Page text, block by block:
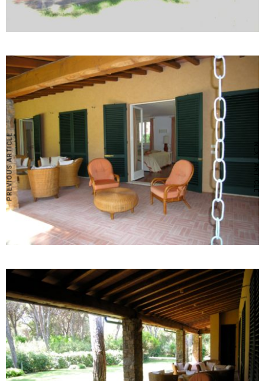
PREVIOUS ARTICLE NEXT ARTICLE